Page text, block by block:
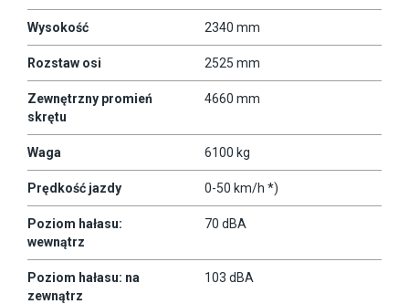
Wysokość 2340 mm
Rozstaw osi 2525 mm
Zewnętrzny promień
skrętu
4660 mm
Waga 6100 kg
Prędkość jazdy 0-50 km/h *)
Poziom hałasu:
wewnątrz
70 dBA
Poziom hałasu: na
zewnątrz
103 dBA